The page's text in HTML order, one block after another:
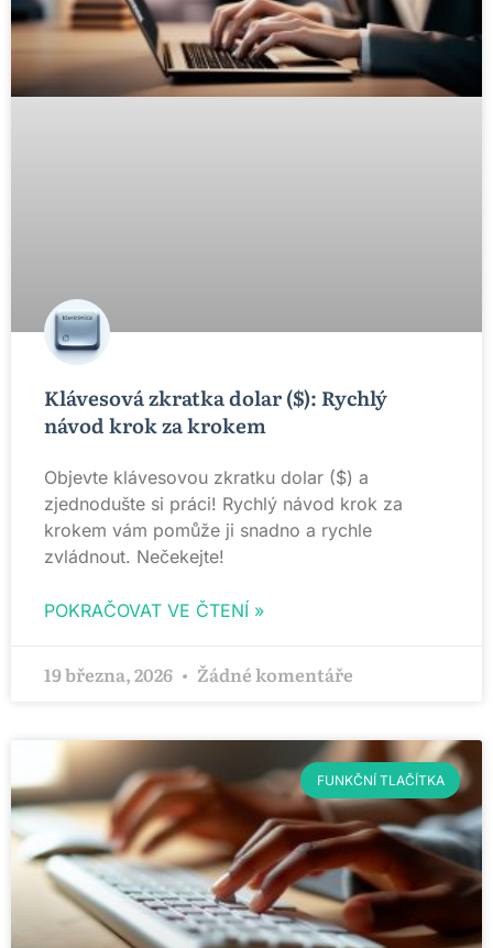
Klávesová zkratka dolar ($): Rychlý
návod krok za krokem
Objevte klávesovou zkratku dolar ($) a
zjednodušte si práci! Rychlý návod krok za
krokem vám pomůže ji snadno a rychle
zvládnout. Nečekejte!
POKRAČOVAT VE ČTENÍ »
19 března, 2026 Žádné komentáře
FUNKČNÍ TLAČÍTKA